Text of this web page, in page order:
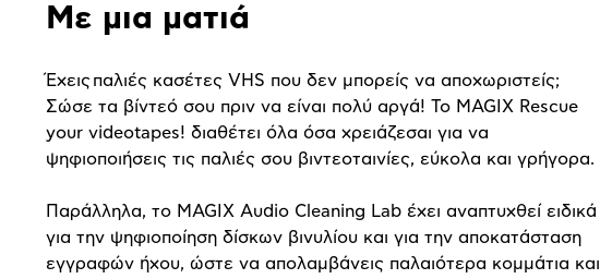
Με μια ματιά
Έχεις παλιές κασέτες VHS που δεν μπορείς να αποχωριστείς;
Σώσε τα βίντεό σου πριν να είναι πολύ αργά! Το MAGIX Rescue
your videotapes! διαθέτει όλα όσα χρειάζεσαι για να
ψηφιοποιήσεις τις παλιές σου βιντεοταινίες, εύκολα και γρήγορα.
Παράλληλα, το MAGIX Audio Cleaning Lab έχει αναπτυχθεί ειδικά
για την ψηφιοποίηση δίσκων βινυλίου και για την αποκατάσταση
εγγραφών ήχου, ώστε να απολαμβάνεις παλαιότερα κομμάτια και